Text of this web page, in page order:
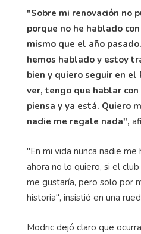
"Sobre mi renovación no
porque no he hablado
mismo que el año
hemos hablado y estoy
bien y quiero seguir en el
ver, tengo que hablar
piensa y ya está. Quiero
nadie me regale nada",
"En mi vida nunca nadie
ahora no lo quiero, si el
me gustaría, pero solo por
historia", insistió en una
Modric dejó claro que